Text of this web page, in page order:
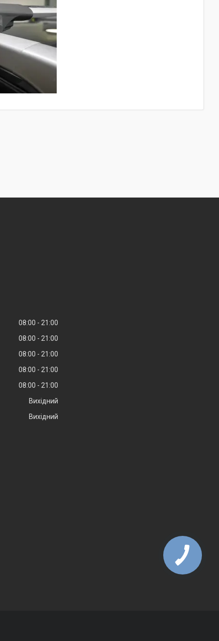
08:00
21:00
08:00
21:00
08:00
21:00
08:00
21:00
08:00
21:00
Вихідний
Вихідний